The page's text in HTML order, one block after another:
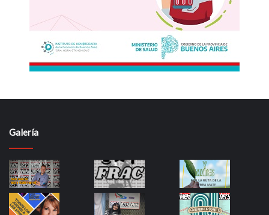
Galería